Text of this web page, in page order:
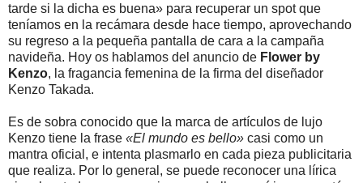
tarde si la dicha es buena» para recuperar un spot que
teníamos en la recámara desde hace tiempo, aprovechando
su regreso a la pequeña pantalla de cara a la campaña
navideña. Hoy os hablamos del anuncio de Flower by
Kenzo, la fragancia femenina de la firma del diseñador
Kenzo Takada.
Es de sobra conocido que la marca de artículos de lujo
Kenzo tiene la frase «El mundo es bello» casi como un
mantra oficial, e intenta plasmarlo en cada pieza publicitaria
que realiza. Por lo general, se puede reconocer una lírica